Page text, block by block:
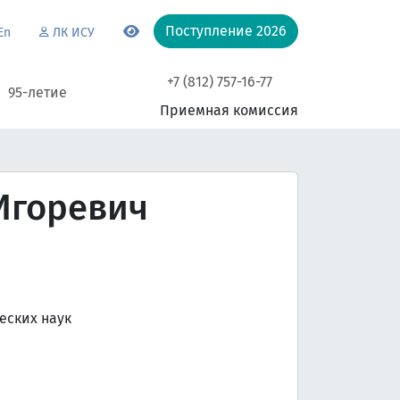
ЛК ИСУ Поступление 2026
95-летие
+7 (812) 757-16-77
Приемная комиссия
наук